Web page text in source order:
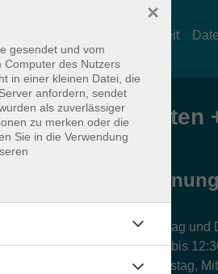
Barrierefreiheit
Hatten
Montag und
9:00 bis
Dienstag,
gesendet und vom
Computer des Nutzers
in einer kleinen Datei, die
anfordern, sendet
als zuverlässiger
zu merken oder die
Sie in die Verwendung
×